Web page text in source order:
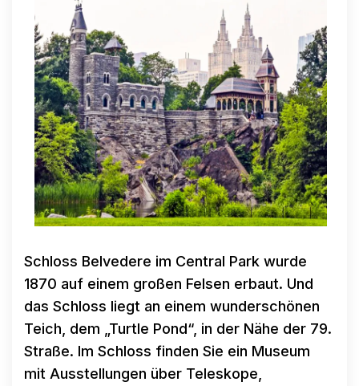
Schloss Belvedere im Central Park wurde
1870 auf einem großen Felsen erbaut. Und
das Schloss liegt an einem wunderschönen
Teich, dem „Turtle Pond“, in der Nähe der 79.
Straße. Im Schloss finden Sie ein Museum
mit Ausstellungen über Teleskope,